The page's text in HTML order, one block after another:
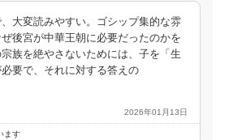
大変読みやすい。ゴシップ集的な雰
後宮が中華王朝に必要だったのかを
族を絶やさないためには、子を「生
要で、それに対する答えの
2026年01月13日
ます